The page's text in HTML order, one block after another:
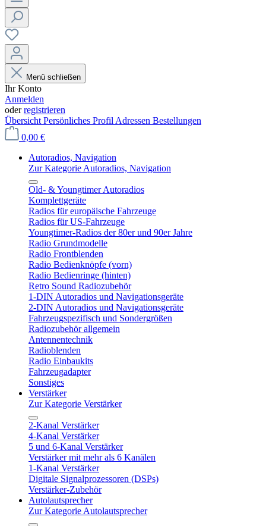
Menü schließen
Ihr Konto
Anmelden
oderregistrieren
Übersicht Persönliches Profil Adressen Bestellungen
0,00 €
Autoradios, Navigation
Zur Kategorie Autoradios, Navigation
Old- & Youngtimer Autoradios
Komplettgeräte
Radios für europäische Fahrzeuge
Radios für US-Fahrzeuge
Youngtimer-Radios der 80er und 90er Jahre
Radio Grundmodelle
Radio Frontblenden
Radio Bedienknöpfe (vorn)
Radio Bedienringe (hinten)
Retro Sound Radiozubehör
1-DIN Autoradios und Navigationsgeräte
2-DIN Autoradios und Navigationsgeräte
Fahrzeugspezifisch und Sondergrößen
Radiozubehör allgemein
Antennentechnik
Radioblenden
Radio Einbaukits
Fahrzeugadapter
Sonstiges
Verstärker
Zur Kategorie Verstärker
2-Kanal Verstärker
4-Kanal Verstärker
5 und 6-Kanal Verstärker
Verstärker mit mehr als 6 Kanälen
1-Kanal Verstärker
Digitale Signalprozessoren (DSPs)
Verstärker-Zubehör
Autolautsprecher
Zur Kategorie Autolautsprecher